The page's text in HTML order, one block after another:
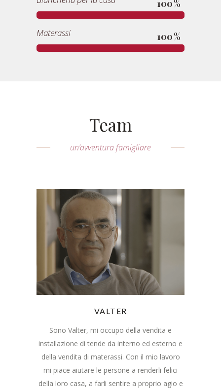
100
Materassi 100
Team
un’avventura famigliare
VALTER
Sono Valter, mi occupo della vendita e
installazione di tende da interno ed esterno e
della vendita di materassi. Con il mio lavoro
mi piace aiutare le persone a renderli felici
della loro casa, a farli sentire a proprio agio e